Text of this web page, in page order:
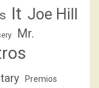
It Joe Hill
Mr.
Premios